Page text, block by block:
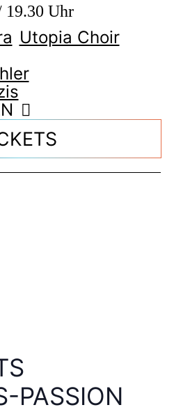
19.30 Uhr
Utopia Choir
PASSION